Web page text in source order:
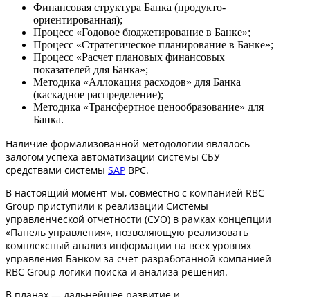
Финансовая структура Банка (продукто-
ориентированная);
Процесс «Годовое бюджетирование в Банке»;
Процесс «Стратегическое планирование в Банке»;
Процесс «Расчет плановых финансовых
показателей для Банка»;
Методика «Аллокация расходов» для Банка
(каскадное распределение);
Методика «Трансфертное ценообразование» для
Банка.
Наличие формализованной методологии являлось
залогом успеха автоматизации системы СБУ
средствами системы SAP BPC.
В настоящий момент мы, совместно с компанией RBC
Group приступили к реализации Системы
управленческой отчетности (СУО) в рамках концепции
«Панель управления», позволяющую реализовать
комплексный анализ информации на всех уровнях
управления Банком за счет разработанной компанией
RBC Group логики поиска и анализа решения.